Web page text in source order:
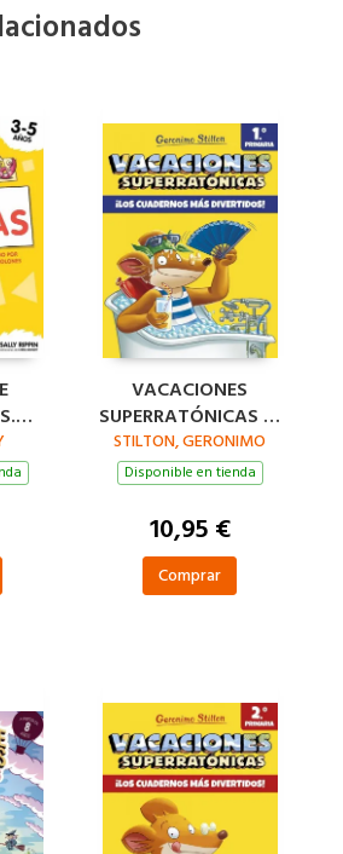
-
VACACIONES
SUPERRATÓNICAS 1º
PRIMARIA
STILTON, GERONIMO
Disponible en tienda
10,95 €
Comprar